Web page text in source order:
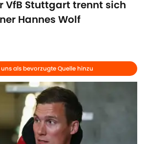
VfB Stuttgart trennt sich
Hannes Wolf
uns als bevorzugte Quelle hinzu